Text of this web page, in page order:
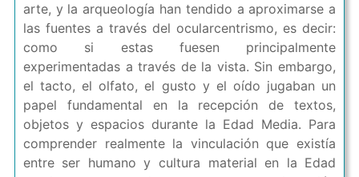
arte, y la arqueología han tendido a aproximarse a
las fuentes a través del ocularcentrismo, es decir:
como si estas fuesen principalmente
experimentadas a través de la vista. Sin embargo,
el tacto, el olfato, el gusto y el oído jugaban un
papel fundamental en la recepción de textos,
objetos y espacios durante la Edad Media. Para
comprender realmente la vinculación que existía
entre ser humano y cultura material en la Edad